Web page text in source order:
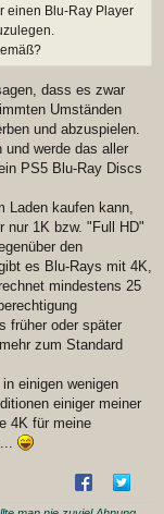
einen Blu-Ray Player
dass es zwar
Umständen
und abzuspielen.
und werde das aller
PS5 Blu-Ray Discs
Laden kaufen kann,
nur 1K bzw. "Full HD"
den
es Blu-Rays mit 4K,
mindestens 25
früher oder später
zum Standard
einigen wenigen
einiger meiner
4K für meine